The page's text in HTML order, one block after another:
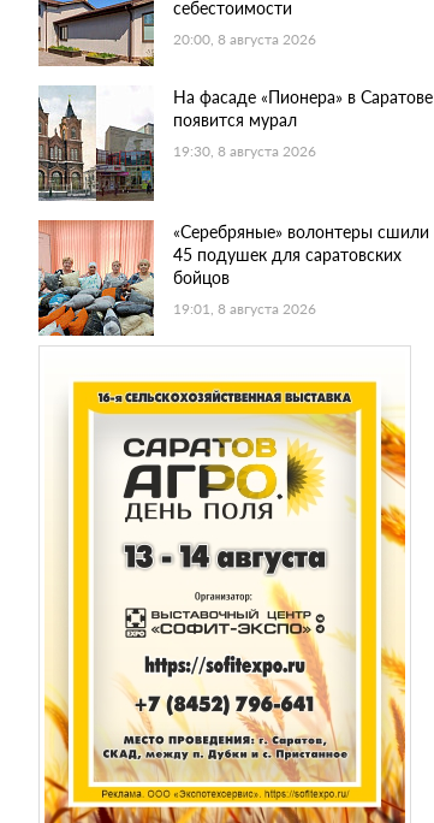
себестоимости
20:00, 8 августа 2026
На фасаде «Пионера» в Саратове
появится мурал
19:30, 8 августа 2026
«Серебряные» волонтеры сшили
45 подушек для саратовских
бойцов
19:01, 8 августа 2026